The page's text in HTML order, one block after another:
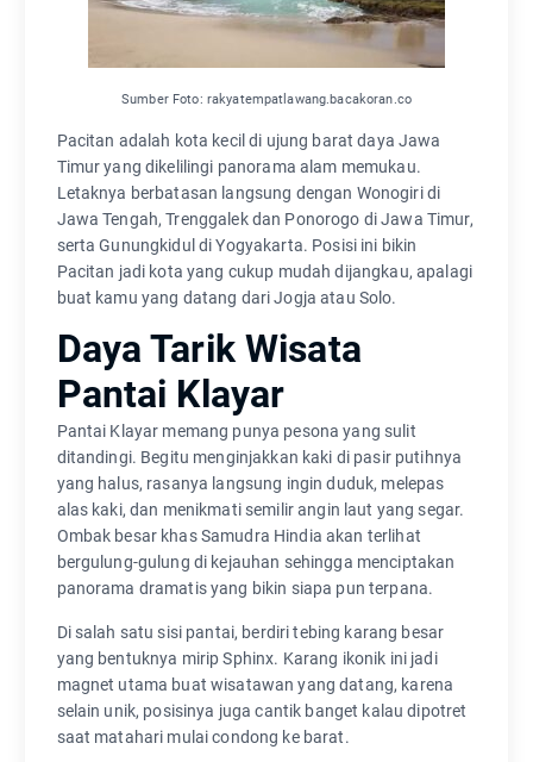
Sumber Foto: rakyatempatlawang.bacakoran.co
Pacitan adalah kota kecil di ujung barat daya Jawa
Timur yang dikelilingi panorama alam memukau.
Letaknya berbatasan langsung dengan Wonogiri di
Jawa Tengah, Trenggalek dan Ponorogo di Jawa Timur,
serta Gunungkidul di Yogyakarta. Posisi ini bikin
Pacitan jadi kota yang cukup mudah dijangkau, apalagi
buat kamu yang datang dari Jogja atau Solo.
Daya Tarik Wisata
Pantai Klayar
Pantai Klayar memang punya pesona yang sulit
ditandingi. Begitu menginjakkan kaki di pasir putihnya
yang halus, rasanya langsung ingin duduk, melepas
alas kaki, dan menikmati semilir angin laut yang segar.
Ombak besar khas Samudra Hindia akan terlihat
bergulung-gulung di kejauhan sehingga menciptakan
panorama dramatis yang bikin siapa pun terpana.
Di salah satu sisi pantai, berdiri tebing karang besar
yang bentuknya mirip Sphinx. Karang ikonik ini jadi
magnet utama buat wisatawan yang datang, karena
selain unik, posisinya juga cantik banget kalau dipotret
saat matahari mulai condong ke barat.